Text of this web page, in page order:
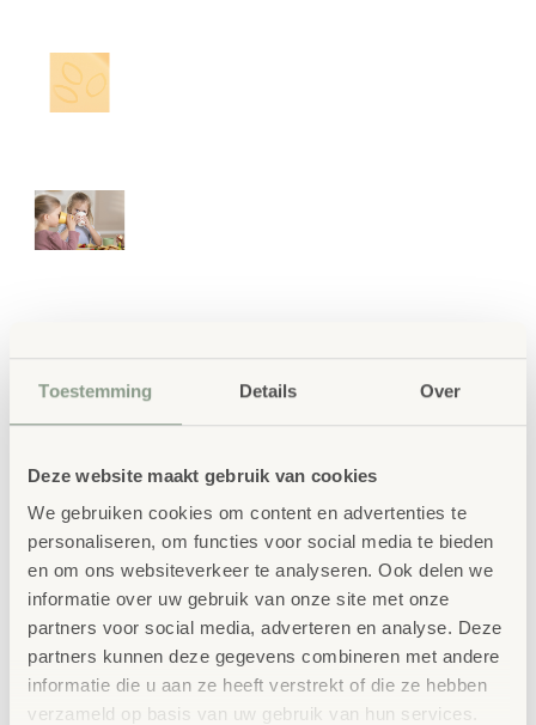
Toestemming Details Over
Deze website maakt gebruik van cookies
We gebruiken cookies om content en advertenties te
personaliseren, om functies voor social media te bieden
en om ons websiteverkeer te analyseren. Ook delen we
informatie over uw gebruik van onze site met onze
partners voor social media, adverteren en analyse. Deze
partners kunnen deze gegevens combineren met andere
informatie die u aan ze heeft verstrekt of die ze hebben
verzameld op basis van uw gebruik van hun services.
Bio Kunststof Borden
Set 6-dlg
€24,50